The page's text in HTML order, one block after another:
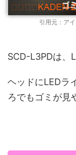
引用元：ア
SCD-L3PDは、
ヘッドにLEDラ
ろでもゴミが見